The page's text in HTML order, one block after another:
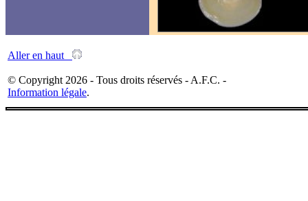
Aller en haut
© Copyright 2026 - Tous droits réservés - A.F.C. -
Information légale.